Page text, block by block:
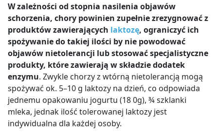
W zależności od stopnia nasilenia objawów
schorzenia, chory powinien zupełnie zrezygnować z
produktów zawierających laktozę, ograniczyć ich
spożywanie do takiej ilości by nie powodować
objawów nietolerancji lub stosować specjalistyczne
produkty, które zawierają w składzie dodatek
enzymu. Zwykle chorzy z wtórną nietolerancją mogą
spożywać ok. 5–10 g laktozy na dzień, co odpowiada
jednemu opakowaniu jogurtu (18 0g), ¾ szklanki
mleka, jednak ilość tolerowanej laktozy jest
indywidualna dla każdej osoby.